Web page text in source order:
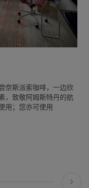
奈斯派索咖啡，一边欣
，致敬阿姆斯特丹的航
用；您亦可使用